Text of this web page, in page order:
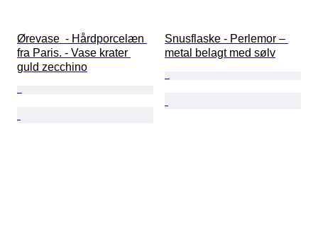
Ørevase  - Hårdporcelæn
fra Paris. - Vase krater
guld zecchino
Snusflaske - Perlemor –
metal belagt med sølv